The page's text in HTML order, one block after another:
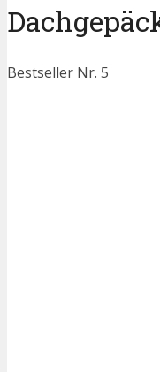
Bestseller Nr. 5